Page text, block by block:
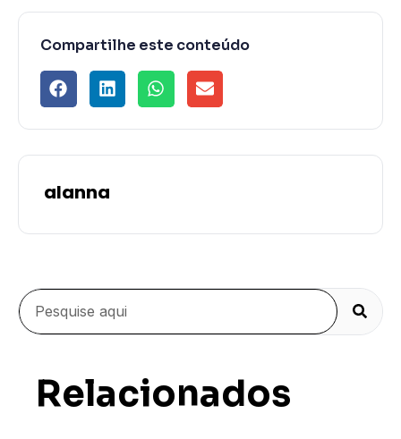
Compartilhe este conteúdo
alanna
Relacionados